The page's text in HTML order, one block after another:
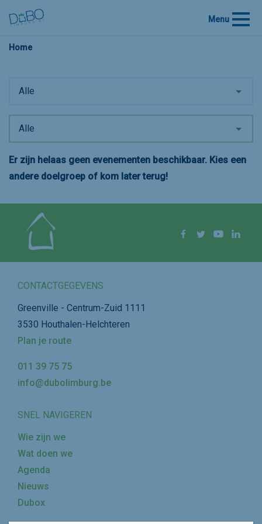
Menu
Home
Alle
Alle
Er zijn helaas geen evenementen beschikbaar. Kies een
andere doelgroep of kom later terug!
Facebook
Twitter YouTube
CONTACTGEGEVENS
Greenville - Centrum-Zuid 1111
3530 Houthalen-Helchteren
Plan je route
011 39 75 75
info@dubolimburg.be
SNEL NAVIGEREN
Wie zijn we
Wat doen we
Agenda
Nieuws
Dubox